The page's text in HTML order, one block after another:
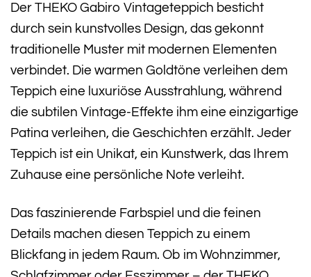
Der THEKO Gabiro Vintageteppich besticht
durch sein kunstvolles Design, das gekonnt
traditionelle Muster mit modernen Elementen
verbindet. Die warmen Goldtöne verleihen dem
Teppich eine luxuriöse Ausstrahlung, während
die subtilen Vintage-Effekte ihm eine einzigartige
Patina verleihen, die Geschichten erzählt. Jeder
Teppich ist ein Unikat, ein Kunstwerk, das Ihrem
Zuhause eine persönliche Note verleiht.
Das faszinierende Farbspiel und die feinen
Details machen diesen Teppich zu einem
Blickfang in jedem Raum. Ob im Wohnzimmer,